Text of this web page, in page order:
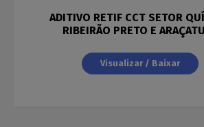
ADITIVO RETIF CCT SETOR
RIBEIRÃO PRETO E
Visualizar / Baixar